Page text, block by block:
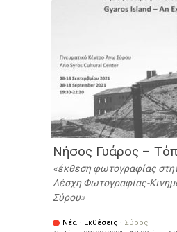
Νήσος Γυάρος –
έκθεση φωτογραφίας
Λέσχη Φωτογραφίας-
Σύρου
Νέα · Εκθέσεις · Σύρος